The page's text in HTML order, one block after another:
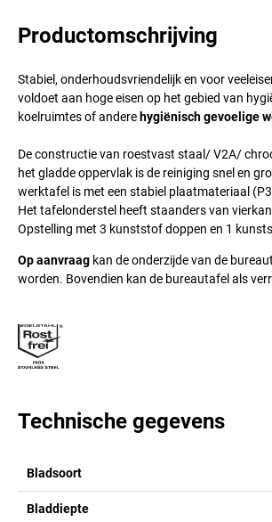
Productomschrijving
Stabiel, onderhoudsvriendelijk en voor
voldoet aan hoge eisen op het gebied van
koelruimtes of andere hygiënisch gevoelige
De constructie van roestvast staal/ V2A/
het gladde oppervlak is de reiniging snel en
werktafel is met een stabiel plaatmateriaal
Het tafelonderstel heeft staanders van
Opstelling met 3 kunststof doppen en 1
Op aanvraag kan de onderzijde van de
worden. Bovendien kan de bureautafel als
Technische gegevens
Bladsoort
Bladdiepte